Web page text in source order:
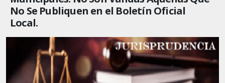
No Se Publiquen en el Boletín Oficial
Local.